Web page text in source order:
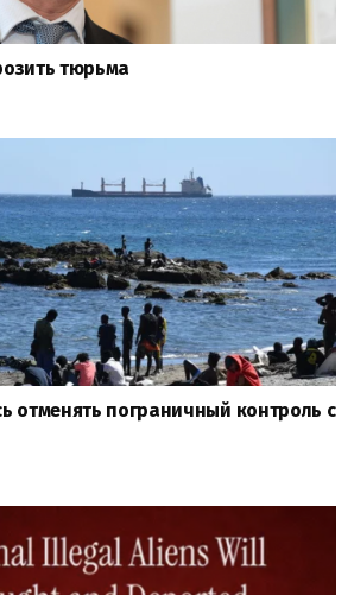
тюрьма
отменять пограничный контроль с